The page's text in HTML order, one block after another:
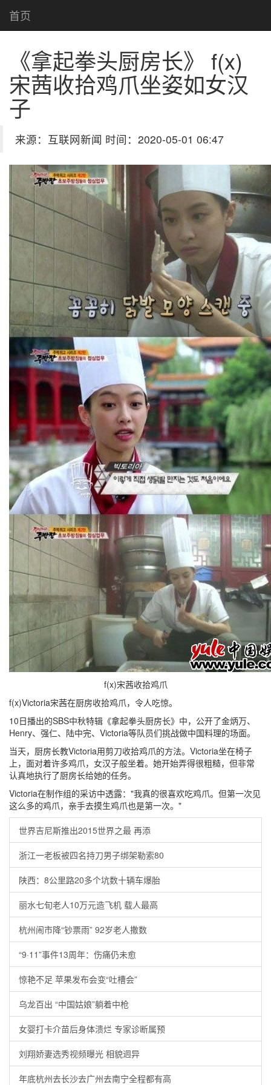
首页
《拿起拳头厨房长》 f(x)
宋茜收拾鸡爪坐姿如女汉
子
来源：互联网新闻 时间：2020-05-01 06:47
f(x)宋茜收拾鸡爪
f(x)Victoria宋茜在厨房收拾鸡爪，令人吃惊。
10日播出的SBS中秋特辑《拿起拳头厨房长》中，公开了金炳万、
Henry、强仁、陆中完、Victoria等队员们挑战做中国料理的场面。
当天，厨房长教Victoria用剪刀收拾鸡爪的方法。Victoria坐在椅子
上，面对着许多鸡爪，女汉子般坐着。她开始弄得很粗糙，但非常
认真地执行了厨房长给她的任务。
Victoria在制作组的采访中透露："我真的很喜欢吃鸡爪。但第一次见
这么多的鸡爪，亲手去摸生鸡爪也是第一次。"
世界吉尼斯推出2015世界之最 再添
浙江一老板被四名持刀男子绑架勒索80
陕西：8公里路20多个坑数十辆车爆胎
丽水七旬老人10万元造飞机 载人最高
杭州闹市降“钞票雨” 92岁老人撒数
“9·11”事件13周年：伤痛仍未愈
惊艳不足 苹果发布会变“吐槽会”
乌龙百出 “中国姑娘”躺着中枪
女婴打卡介苗后身体溃烂 专家诊断属预
刘翔娇妻选秀视频曝光 相貌迥异
年底杭州去长沙去广州去南宁全程都有高